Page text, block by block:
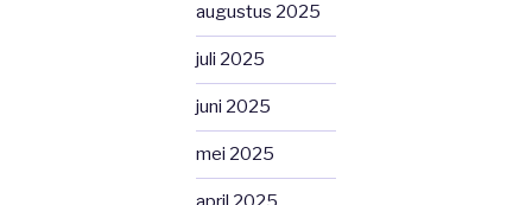
augustus 2025
juli 2025
juni 2025
mei 2025